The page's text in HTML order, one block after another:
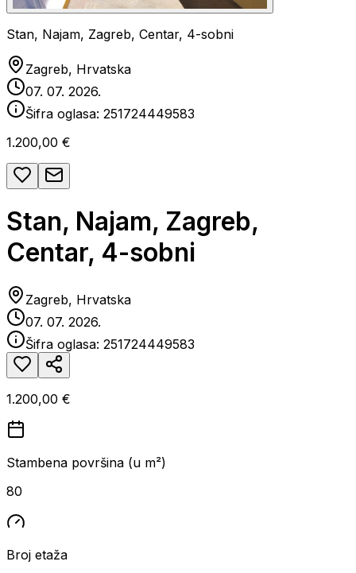
Stan, Najam, Zagreb, Centar, 4-sobni
Zagreb, Hrvatska
07. 07. 2026.
Šifra oglasa: 251724449583
1.200,00 €
Stan, Najam, Zagreb,
Centar, 4-sobni
Zagreb, Hrvatska
07. 07. 2026.
Šifra oglasa: 251724449583
1.200,00 €
Stambena površina (u m²)
80
Broj etaža